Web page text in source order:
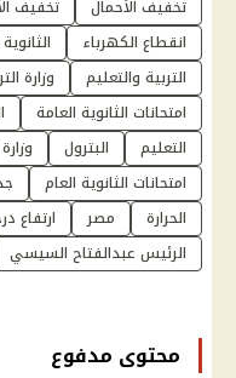
تخفيف الأحمال تخفيف
انقطاع الكهرباء
التربية والتعليم
وزارة
امتحانات الثانوية العامة
التعليم
البترول
امتحانات الثانوية العام
الحرارة
مصر
ارتفاع
الرئيس عبدالفتاح السيسي
محتوى مدفوع